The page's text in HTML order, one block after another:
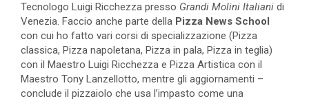
Tecnologo Luigi Ricchezza presso Grandi Molini Italiani di
Venezia. Faccio anche parte della Pizza News School
con cui ho fatto vari corsi di specializzazione (Pizza
classica, Pizza napoletana, Pizza in pala, Pizza in teglia)
con il Maestro Luigi Ricchezza e Pizza Artistica con il
Maestro Tony Lanzellotto, mentre gli aggiornamenti –
conclude il pizzaiolo che usa l’impasto come una